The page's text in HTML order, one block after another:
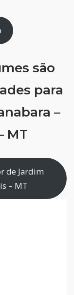
são
para
–
MT
de Jardim
– MT